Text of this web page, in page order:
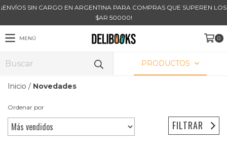
¡ENVÍOS SIN CARGO EN ARGENTINA PARA COMPRAS QUE SUPEREN LOS
$AR 50000!
MENÚ 0
PRODUCTOS
Inicio / Novedades
Ordenar por
FILTRAR